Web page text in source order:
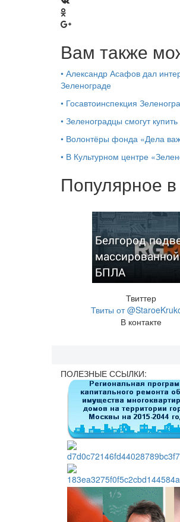
Вам также
• Александр Асафов дал
Зеленограде
• Госавтоинспекция
• Зеленоградцы смогут
• Волонтёры фонда «Дела
• В Культурном центре
Популярное в
Белгород
БПЛА
Твиттер
Твиты от
В контакте
ПОЛЕЗНЫЕ ССЫЛКИ: